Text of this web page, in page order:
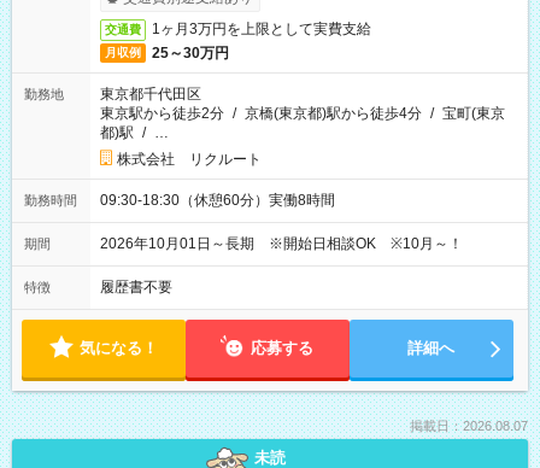
交通費 1ヶ月3万円を上限として実費支給
月収例 25～30万円
勤務地
東京都千代田区
東京駅から徒歩2分 / 京橋(東京都)駅から徒歩4分 / 宝町(東京
都)駅 / …
株式会社 リクルート
勤務時間 09:30-18:30（休憩60分）実働8時間
期間 2026年10月01日～長期 ※開始日相談OK ※10月～！
特徴 履歴書不要
気になる！ 応募する 詳細へ
掲載日：2026.08.07
未読